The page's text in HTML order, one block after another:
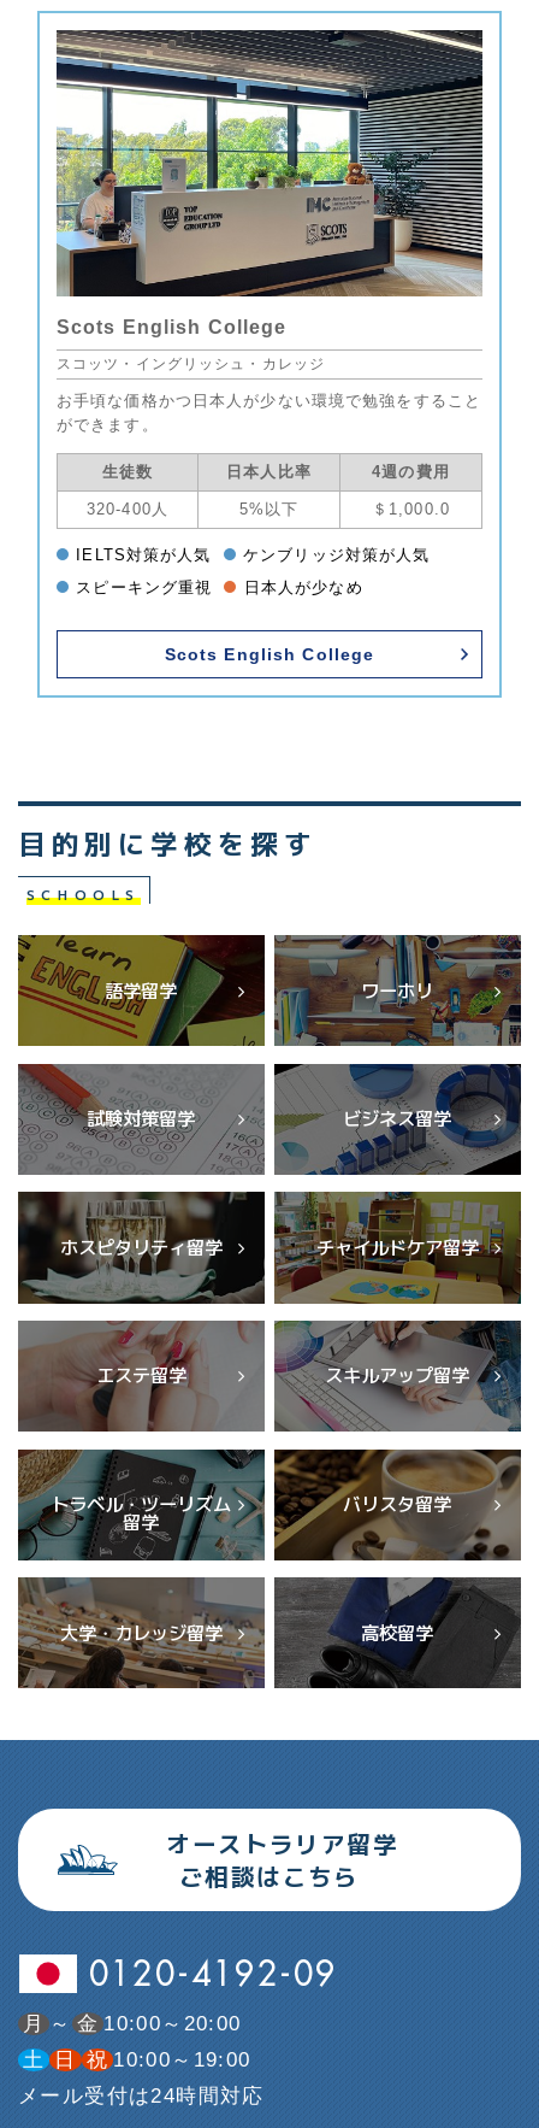
Scots English College
スコッツ・イングリッシュ・カレッジ
お手頃な価格かつ日本人が少ない環境で勉強をすること
ができます。
生徒数 日本人比率 4週の費用
320-400人 5%以下 ＄1,000.0
IELTS対策が人気
ケンブリッジ対策が人気
スピーキング重視
日本人が少なめ
Scots English College
目的別に学校を探す
SCHOOLS
語学留学 ワーホリ
試験対策留学 ビジネス留学
ホスピタリティ留学 チャイルドケア留学
エステ留学 スキルアップ留学
トラベル・ツーリズム
留学
バリスタ留学
大学・カレッジ留学 高校留学
オーストラリア留学
ご相談はこちら
0120-4192-09
月 ～ 金 10:00～20:00
土 日 祝 10:00～19:00
メール受付は24時間対応